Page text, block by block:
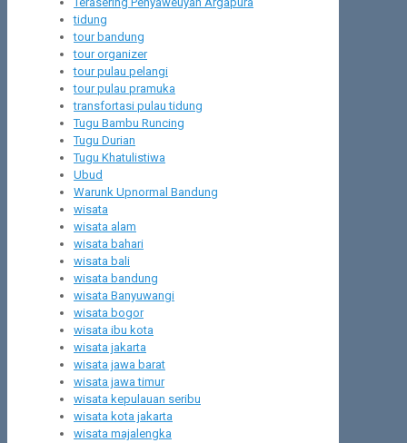
tidung
tour bandung
tour organizer
tour pulau pelangi
tour pulau pramuka
transfortasi pulau tidung
Tugu Bambu Runcing
Tugu Durian
Tugu Khatulistiwa
Ubud
Warunk Upnormal Bandung
wisata
wisata alam
wisata bahari
wisata bali
wisata bandung
wisata Banyuwangi
wisata bogor
wisata ibu kota
wisata jakarta
wisata jawa barat
wisata jawa timur
wisata kepulauan seribu
wisata kota jakarta
wisata majalengka